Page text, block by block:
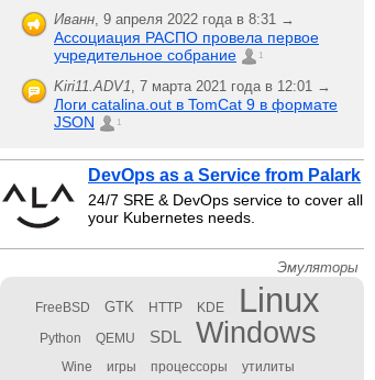
Иванн, 9 апреля 2022 года в 8:31 →
Ассоциация РАСПО провела первое
учредительное собрание
1
Kiri11.ADV1, 7 марта 2021 года в 12:01 →
Логи catalina.out в TomCat 9 в формате
JSON
1
DevOps as a Service from Palark
24/7 SRE & DevOps service to cover all
your Kubernetes needs.
Эмуляторы
FreeBSD GTK HTTP KDE Linux
Python QEMU SDL Windows
Wine игры процессоры
утилиты